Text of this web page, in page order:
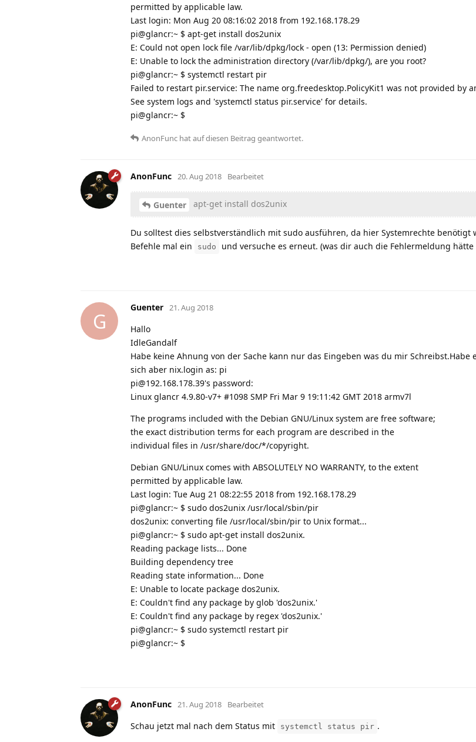
permitted by applicable law.
Last login: Mon Aug 20 08:16:02 2018 from 192.168.178.29
pi@glancr:~ $ apt-get install dos2unix
E: Could not open lock file /var/lib/dpkg/lock - open (13: Permission denied)
E: Unable to lock the administration directory (/var/lib/dpkg/), are you root?
pi@glancr:~ $ systemctl restart pir
Failed to restart pir.service: The name org.freedesktop.PolicyKit1 was not provided by
See system logs and 'systemctl status pir.service' for details.
pi@glancr:~ $
AnonFunc hatauf diesen Beitrag geantwortet.
AnonFunc 20. Aug 2018 Bearbeitet
Guenter apt-get install dos2unix
Du solltest dies selbstverständlich mit sudo ausführen, da hier Systemrechte benötigt
Befehle mal ein
sudo und versuche es erneut. (was dir auch die Fehlermeldung hätte
G
Guenter 21. Aug 2018
Hallo
IdleGandalf
Habe keine Ahnung von der Sache kann nur das Eingeben was du mir Schreibst.Habe
sich aber nix.login as: pi
pi@192.168.178.39's password:
Linux glancr 4.9.80-v7+ #1098 SMP Fri Mar 9 19:11:42 GMT 2018 armv7l
The programs included with the Debian GNU/Linux system are free software;
the exact distribution terms for each program are described in the
individual files in /usr/share/doc/*/copyright.
Debian GNU/Linux comes with ABSOLUTELY NO WARRANTY, to the extent
permitted by applicable law.
Last login: Tue Aug 21 08:22:55 2018 from 192.168.178.29
pi@glancr:~ $ sudo dos2unix /usr/local/sbin/pir
dos2unix: converting file /usr/local/sbin/pir to Unix format...
pi@glancr:~ $ sudo apt-get install dos2unix.
Reading package lists... Done
Building dependency tree
Reading state information... Done
E: Unable to locate package dos2unix.
E: Couldn't find any package by glob 'dos2unix.'
E: Couldn't find any package by regex 'dos2unix.'
pi@glancr:~ $ sudo systemctl restart pir
pi@glancr:~ $
AnonFunc 21. Aug 2018 Bearbeitet
Schau jetzt mal nach dem Status mit systemctl status pir .